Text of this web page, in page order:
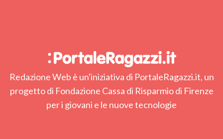
Redazione Web è un'iniziativa di PortaleRagazzi.it, un
progetto di Fondazione Cassa di Risparmio di Firenze
per i giovani e le nuove tecnologie